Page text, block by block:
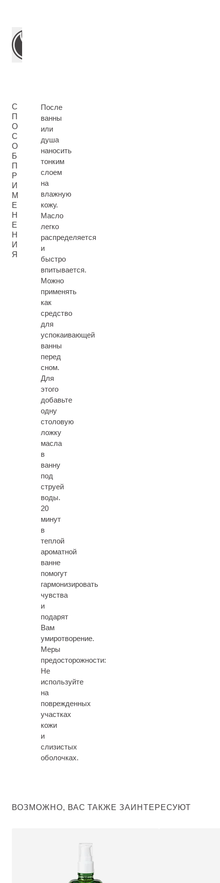
С
П
О
С
О
Б
П
Р
И
М
Е
Н
Е
Н
И
Я
После
ванны
или
душа
наносить
тонким
слоем
на
влажную
кожу.
Масло
легко
распределяется
и
быстро
впитывается.
Можно
применять
как
средство
для
успокаивающей
ванны
перед
сном.
Для
этого
добавьте
одну
столовую
ложку
масла
в
ванну
под
струей
воды.
20
минут
в
теплой
ароматной
ванне
помогут
гармонизировать
чувства
и
подарят
Вам
умиротворение.
Меры
предосторожности:
Не
используйте
на
поврежденных
участках
кожи
и
слизистых
оболочках.
ВОЗМОЖНО, ВАС ТАКЖЕ ЗАИНТЕРЕСУЮТ